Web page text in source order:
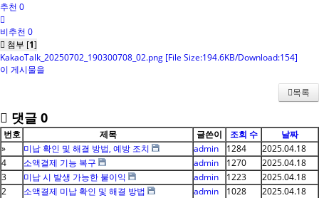
추천 0
비추천 0
첨부 [1]
KakaoTalk_20250702_190300708_02.png [File Size:194.6KB/Download:154]
이 게시물을
목록
댓글 0
번호 제목 글쓴이 조회 수
날짜
»
미납 확인 및 해결 방법, 예방 조치 admin 1284
2025.04.18
4
소액결제 기능 복구 admin 1270
2025.04.18
3
미납 시 발생 가능한 불이익 admin 1223
2025.04.18
2
소액결제 미납 확인 및 해결 방법 admin 1028
2025.04.18